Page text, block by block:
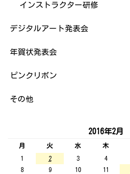
インストラクター研修
デジタルアート発表会
年賀状発表会
ピンクリボン
その他
2016年2月
月 火 水 木
1
2 3 4
8
9 10 11